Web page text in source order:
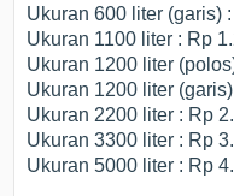
Ukuran 600 liter (garis)
Ukuran 1100 liter : Rp
Ukuran 1200 liter
Ukuran 1200 liter
Ukuran 2200 liter : Rp
Ukuran 3300 liter : Rp
Ukuran 5000 liter : Rp